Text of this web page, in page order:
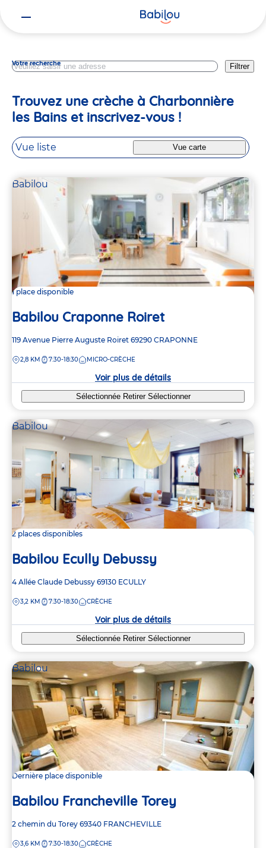
Votre recherche Filtrer
Trouvez une crèche à Charbonnière
les Bains et inscrivez-vous !​
Vue liste Vue carte
Babilou
1 place disponible
Babilou Craponne Roiret
Adresse
la
119 Avenue Pierre Auguste Roiret 69290 CRAPONNE
DISTANCE
2,8 KM 7:30-18:30 MICRO-CRÈCHE
Voir plus de détails
Sélectionnée Retirer Sélectionner
Babilou
2 places disponibles
Babilou Ecully Debussy
Adresse
la
4 Allée Claude Debussy 69130 ECULLY
DISTANCE
3,2 KM 7:30-18:30 CRÈCHE
Voir plus de détails
Sélectionnée Retirer Sélectionner
Babilou
Dernière place disponible
Babilou Francheville Torey
Adresse
la
2 chemin du Torey 69340 FRANCHEVILLE
DISTANCE
3,6 KM 7:30-18:30 CRÈCHE